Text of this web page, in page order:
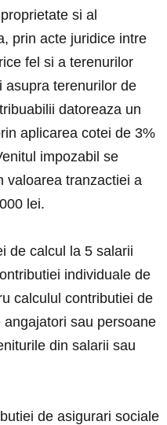
si al
prin acte juridice intre
fel si a terenurilor
asupra terenurilor de
datoreaza un
aplicarea cotei de 3%
impozabil se
valoarea tranzactiei a
lei.
de calcul la 5 salarii
individuale de
calculul contributiei de
sau persoane
din salarii sau
de asigurari sociale